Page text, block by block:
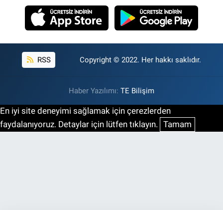
RSS Copyright © 2022. Her hakkı saklıdır.
Haber Yazılımı: TE Bilişim
En iyi site deneyimi sağlamak için çerezlerden
faydalanıyoruz. Detaylar için lütfen tıklayın. Tamam